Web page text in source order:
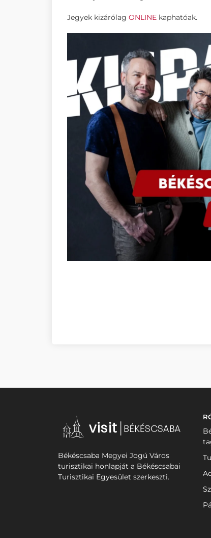
Jegyek kizárólag ONLINE kaphatóak.
Békéscsaba Megyei Jogú Város
turisztikai honlapját a Békéscsabai
Turisztikai Egyesület szerkeszti.